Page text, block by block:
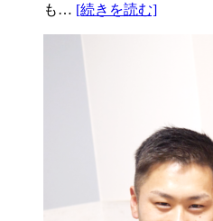
も… [続きを読む]